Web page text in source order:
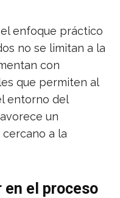
enfoque práctico
no se limitan a la
con
que permiten al
entorno del
un
a la
en el proceso